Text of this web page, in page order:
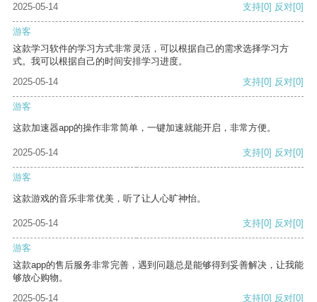
2025-05-14 支持[0] 反对[0]
游客
这款学习软件的学习方式非常灵活，可以根据自己的需求选择学习方
式。我可以根据自己的时间安排学习进度。
2025-05-14
支持[0] 反对[0]
游客
这款加速器app的操作非常简单，一键加速就能开启，非常方便。
2025-05-14 支持[0] 反对[0]
游客
这款游戏的音乐非常优美，听了让人心旷神怡。
2025-05-14 支持[0] 反对[0]
游客
这款app的售后服务非常完善，遇到问题总是能够得到妥善解决，让我能
够放心购物。
2025-05-14
支持[0] 反对[0]